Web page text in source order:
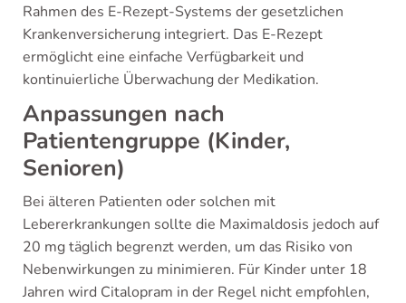
Rahmen des E-Rezept-Systems der gesetzlichen
Krankenversicherung integriert. Das E-Rezept
ermöglicht eine einfache Verfügbarkeit und
kontinuierliche Überwachung der Medikation.
Anpassungen nach
Patientengruppe (Kinder,
Senioren)
Bei älteren Patienten oder solchen mit
Lebererkrankungen sollte die Maximaldosis jedoch auf
20 mg täglich begrenzt werden, um das Risiko von
Nebenwirkungen zu minimieren. Für Kinder unter 18
Jahren wird Citalopram in der Regel nicht empfohlen,